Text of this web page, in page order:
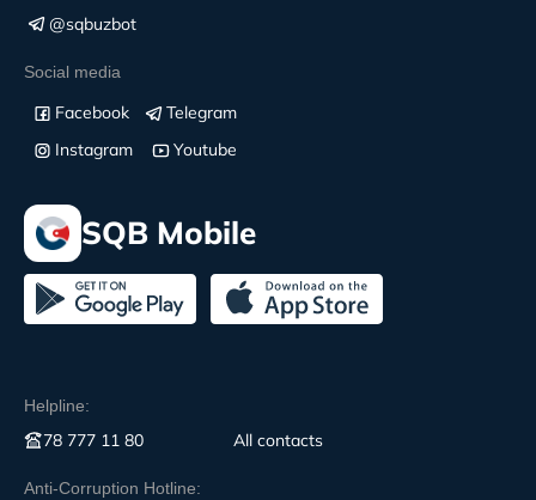
@sqbuzbot
Social media
Facebook
Telegram
Instagram
Youtube
SQB Mobile
Helpline:
78 777 11 80 All contacts
Anti-Corruption Hotline: